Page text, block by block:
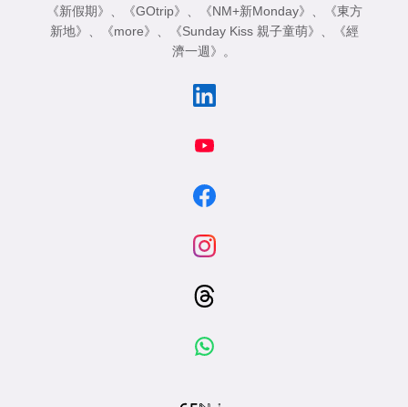
《新假期》 、 《GOtrip》 、 《NM+新Monday》 、
《東方
新地》 、 《more》 、 《Sunday Kiss 親子童萌》 、
《經
濟一週》 。